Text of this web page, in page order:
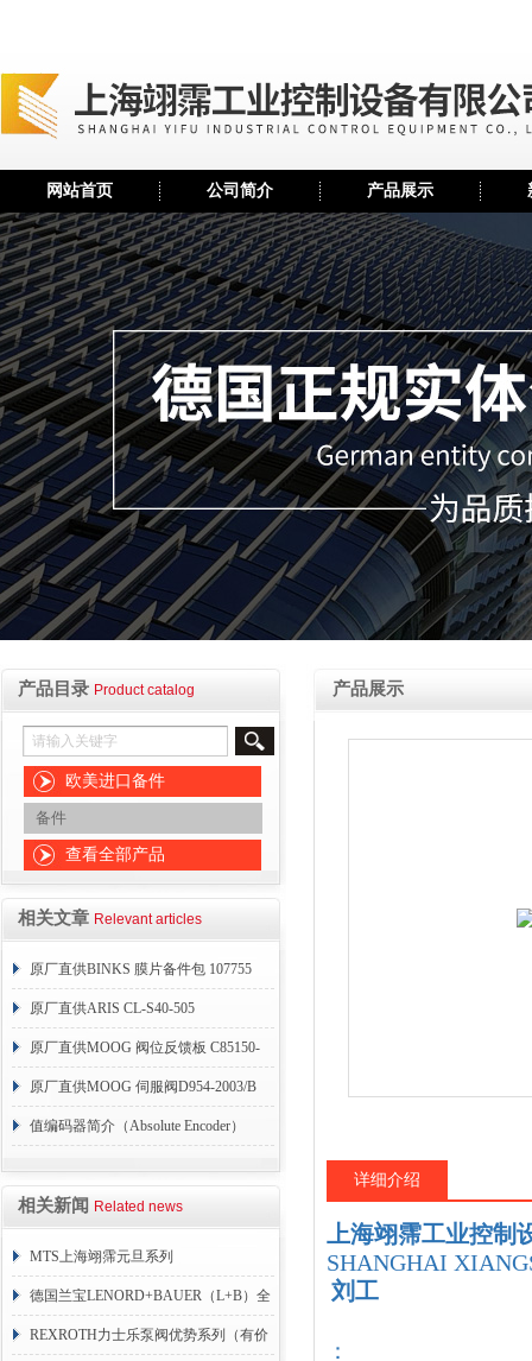
网站首页 公司简介 产品展示
产品目录 Product catalog
欧美进口备件
备件
查看全部产品
相关文章 Relevant articles
原厂直供BINKS 膜片备件包 107755
原厂直供ARIS CL-S40-505
原厂直供MOOG 阀位反馈板 C85150-
004
原厂直供MOOG 伺服阀D954-2003/B
值编码器简介（Absolute Encoder）
相关新闻 Related news
MTS上海翊霈元旦系列
RHM3050MR081A01
德国兰宝LENORD+BAUER（L+B）全
系列编码器
REXROTH力士乐泵阀优势系列（有价
产品展示
详细介绍
上海翊霈工业控制
SHANGHAI
刘工
：